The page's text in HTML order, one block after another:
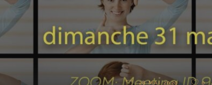
28 MAI 2020 0